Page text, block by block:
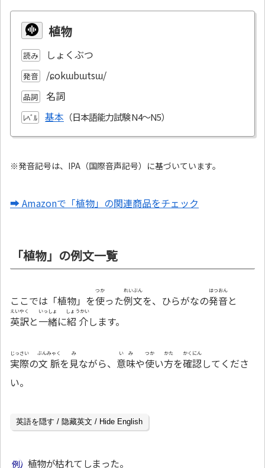
植物
読み しょくぶつ
発音 /ɕokɯbɯtsɯ/
品詞 名詞
ﾚﾍﾞﾙ 基本
※発音記号は、IPA（国際音声記号）に基づいています。
➡ Amazonで「植物」の関連商品をチェック
「植物」の例文一覧
ここでは「植物」を使
つか
った例文
れいぶん
を、ひらがなの発音
はつおん
と
英訳
えいやく
と一緒
いっしょ
に紹介
しょうかい
します。
実際
じっさい
の文脈
ぶんみゃく
を見
み
ながら、 意味
いみ
や使
つか
い方
かた
を確認
かくにん
してくださ
い。
英語を隠す / 隐藏英文 / Hide English
植物が枯れてしまった。